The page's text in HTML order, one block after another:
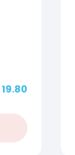
19.80